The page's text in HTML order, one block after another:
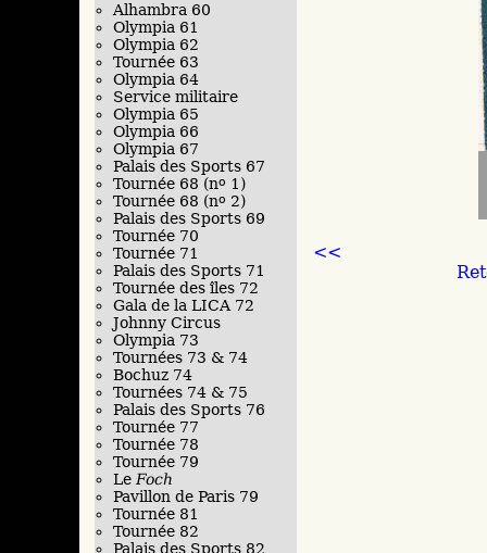
<<
Alhambra 60
Olympia 61
Olympia 62
Tournée 63
Olympia 64
Service militaire
Olympia 65
Olympia 66
Olympia 67
Palais des Sports 67
Tournée 68 (no 1)
Tournée 68 (no 2)
Palais des Sports 69
Tournée 70
Tournée 71
Palais des Sports 71
Tournée des îles 72
Gala de la LICA 72
Johnny Circus
Olympia 73
Tournées 73 & 74
Bochuz 74
Tournées 74 & 75
Palais des Sports 76
Tournée 77
Tournée 78
Tournée 79
Le Foch
Pavillon de Paris 79
Tournée 81
Tournée 82
Palais des Sports 82